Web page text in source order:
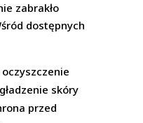
zabrakło
dostępnych
skóry
przed